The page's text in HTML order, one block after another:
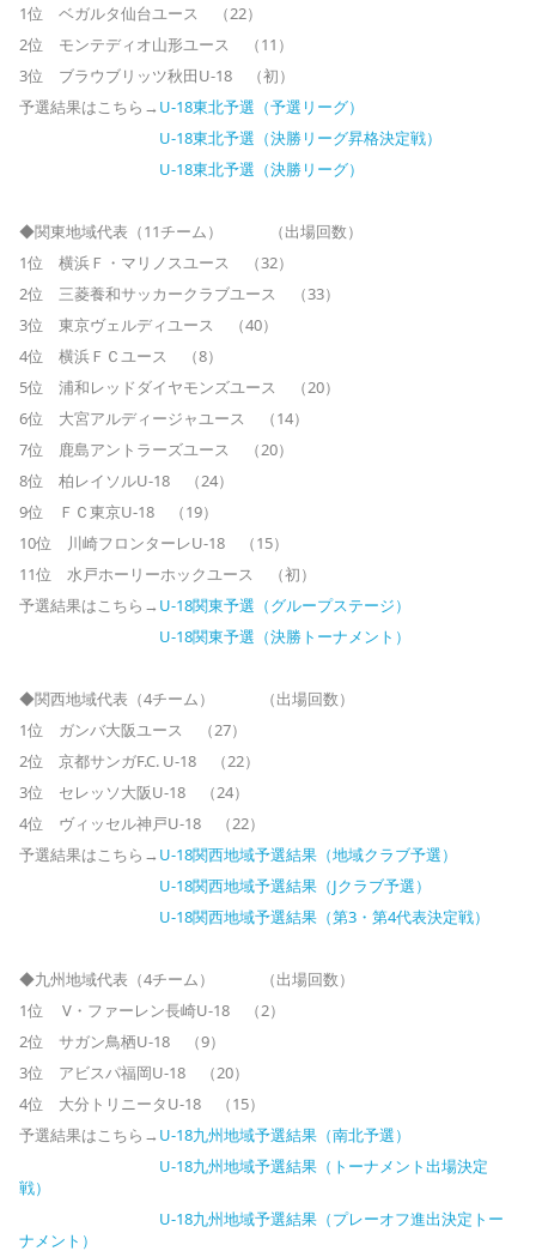
1位 ベガルタ仙台ユース （22）
2位 モンテディオ山形ユース （11）
3位 ブラウブリッツ秋田U-18 （初）
予選結果はこちら→ U-18東北予選（予選リーグ）
U-18東北予選（決勝リーグ昇格決定戦）
U-18東北予選（決勝リーグ）
◆関東地域代表（11チーム） （出場回数）
1位 横浜Ｆ・マリノスユース （32）
2位 三菱養和サッカークラブユース （33）
3位 東京ヴェルディユース （40）
4位 横浜ＦＣユース （8）
5位 浦和レッドダイヤモンズユース （20）
6位 大宮アルディージャユース （14）
7位 鹿島アントラーズユース （20）
8位 柏レイソルU-18 （24）
9位 ＦＣ東京U-18 （19）
10位 川崎フロンターレU-18 （15）
11位 水戸ホーリーホックユース （初）
予選結果はこちら→ U-18関東予選（グループステージ）
U-18関東予選（決勝トーナメント）
◆関西地域代表（4チーム） （出場回数）
1位 ガンバ大阪ユース （27）
2位 京都サンガF.C. U-18 （22）
3位 セレッソ大阪U-18 （24）
4位 ヴィッセル神戸U-18 （22）
予選結果はこちら→ U-18関西地域予選結果（地域クラブ予選）
U-18関西地域予選結果（Jクラブ予選）
U-18関西地域予選結果（第3・第4代表決定戦）
◆九州地域代表（4チーム） （出場回数）
1位 V・ファーレン長崎U-18 （2）
2位 サガン鳥栖U-18 （9）
3位 アビスパ福岡U-18 （20）
4位 大分トリニータU-18 （15）
予選結果はこちら→ U-18九州地域予選結果（南北予選）
U-18九州地域予選結果（トーナメント出場決定
戦）
U-18九州地域予選結果（プレーオフ進出決定トー
ナメント）